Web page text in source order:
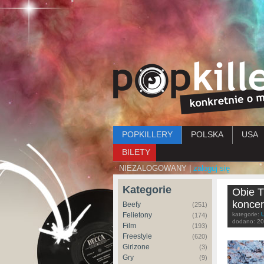
Menu główne
POPKILLERY POLSKA USA
BILETY
NIEZALOGOWANY | zaloguj się
Kategorie
Beefy (251)
Felietony (174)
Film (193)
Freestyle (620)
Girlzone (3)
Gry (9)
Obie
kategorie:
dodano: